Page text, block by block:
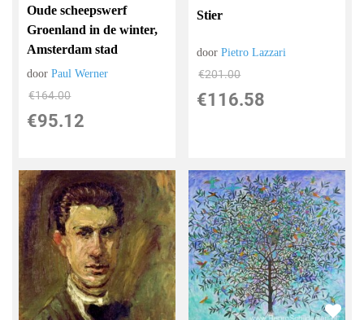
Oude scheepswerf
Groenland in de winter,
Amsterdam stad
doorPaul Werner
€164.00
€95.12
Stier
doorPietro Lazzari
€201.00
€116.58